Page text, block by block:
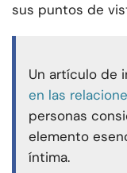
sus puntos de
Un artículo de
en las
personas
elemento
íntima.